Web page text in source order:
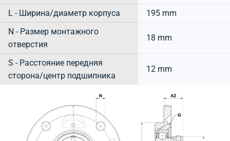
L - Ширина/диаметр корпуса
195 mm
N - Размер монтажного
отверстия
18 mm
S - Расстояние передняя
сторона/центр подшипника
12 mm